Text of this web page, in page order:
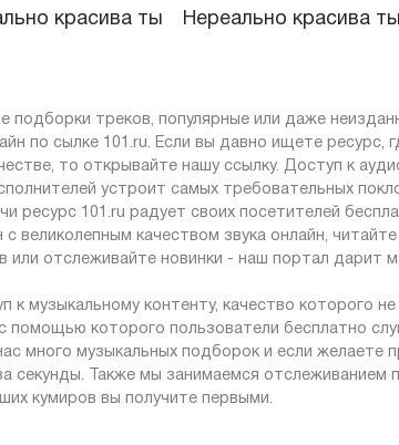
красива ты Нереально красива ты
подборки треков, популярные или даже
по сылке 101.ru. Если вы давно ищете ресурс,
то открывайте нашу ссылку. Доступ к
устроит самых требовательных
ресурс 101.ru радует своих посетителей
великолепным качеством звука онлайн,
или отслеживайте новинки - наш портал дарит
к музыкальному контенту, качество которого
помощью которого пользователи бесплатно
много музыкальных подборок и если желаете
секунды. Также мы занимаемся отслеживанием
кумиров вы получите первыми.